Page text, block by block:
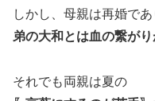
しかし、母親は再婚で
弟の大和とは血の繋がり
それでも両親は夏の